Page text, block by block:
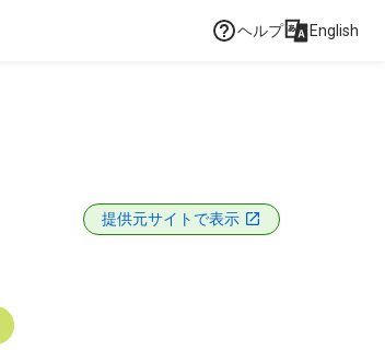
ヘルプ English
提供元サイトで表示